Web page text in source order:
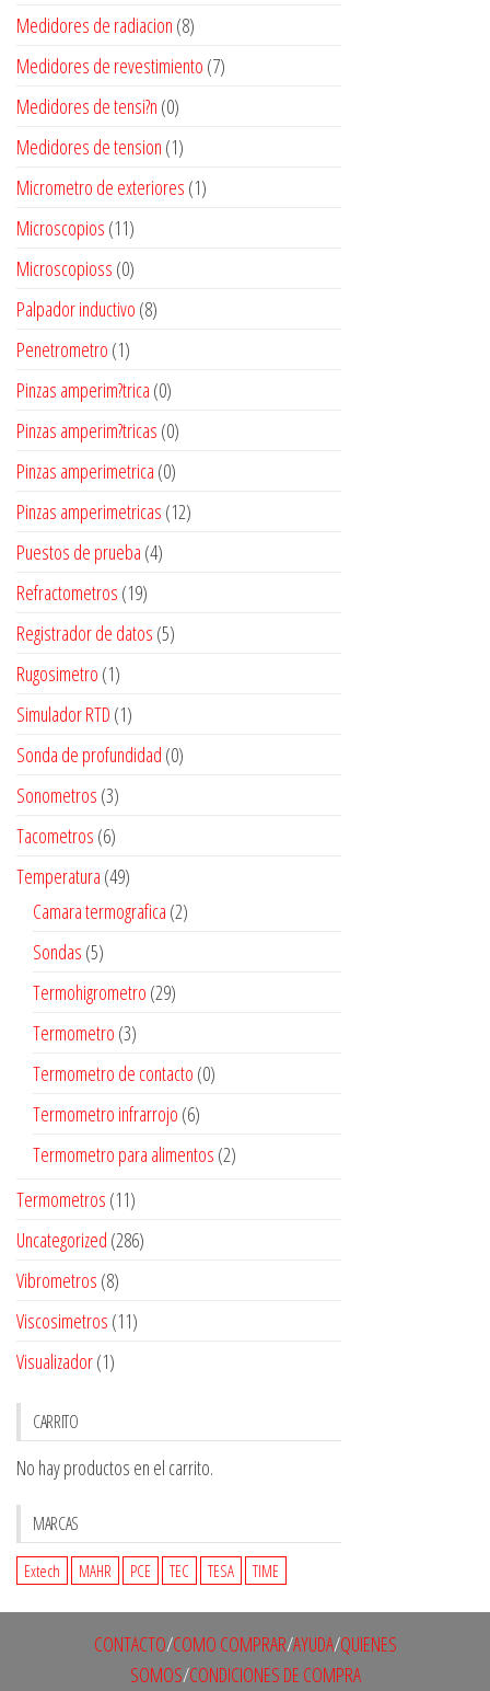
Medidores de radiacion (8)
Medidores de revestimiento (7)
Medidores de tensi?n (0)
Medidores de tension (1)
Micrometro de exteriores (1)
Microscopios (11)
Microscopioss (0)
Palpador inductivo (8)
Penetrometro (1)
Pinzas amperim?trica (0)
Pinzas amperim?tricas (0)
Pinzas amperimetrica (0)
Pinzas amperimetricas (12)
Puestos de prueba (4)
Refractometros (19)
Registrador de datos (5)
Rugosimetro (1)
Simulador RTD (1)
Sonda de profundidad (0)
Sonometros (3)
Tacometros (6)
Temperatura (49)
Camara termografica (2)
Sondas (5)
Termohigrometro (29)
Termometro (3)
Termometro de contacto (0)
Termometro infrarrojo (6)
Termometro para alimentos (2)
Termometros (11)
Uncategorized (286)
Vibrometros (8)
Viscosimetros (11)
Visualizador(1)
CARRITO
No hay productos en el carrito.
MARCAS
Extech MAHR PCE TEC TESA TIME
CONTACTO/COMO COMPRAR/AYUDA/QUIENES
SOMOS/CONDICIONES DE COMPRA